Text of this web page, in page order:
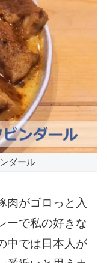
ダール
肉がゴロっと入
ーで私の好きな
中では日本人が